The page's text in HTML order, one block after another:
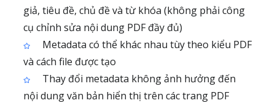
giả, tiêu đề, chủ đề và từ khóa (không phải công
cụ chỉnh sửa nội dung PDF đầy đủ)
Metadata có thể khác nhau tùy theo kiểu PDF
và cách file được tạo
Thay đổi metadata không ảnh hưởng đến
nội dung văn bản hiển thị trên các trang PDF